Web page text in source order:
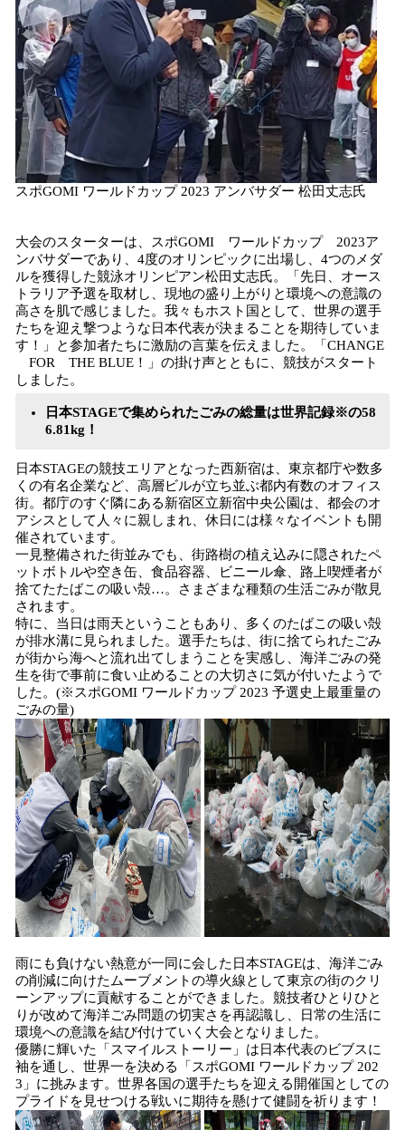
スポGOMI ワールドカップ 2023 アンバサダー 松田丈志氏
大会のスターターは、スポGOMI ワールドカップ 2023ア
ンバサダーであり、4度のオリンピックに出場し、4つのメダ
ルを獲得した競泳オリンピアン松田丈志氏。「先日、オース
トラリア予選を取材し、現地の盛り上がりと環境への意識の
高さを肌で感じました。我々もホスト国として、世界の選手
たちを迎え撃つような日本代表が決まることを期待していま
す！」と参加者たちに激励の言葉を伝えました。「CHANGE
FOR THE BLUE！」の掛け声とともに、競技がスタート
しました。
日本STAGEで集められたごみの総量は世界記録※の58
6.81kg！
日本STAGEの競技エリアとなった西新宿は、東京都庁や数多
くの有名企業など、高層ビルが立ち並ぶ都内有数のオフィス
街。都庁のすぐ隣にある新宿区立新宿中央公園は、都会のオ
アシスとして人々に親しまれ、休日には様々なイベントも開
催されています。
一見整備された街並みでも、街路樹の植え込みに隠されたペ
ットボトルや空き缶、食品容器、ビニール傘、路上喫煙者が
捨てたたばこの吸い殻…。さまざまな種類の生活ごみが散見
されます。
特に、当日は雨天ということもあり、多くのたばこの吸い殻
が排水溝に見られました。選手たちは、街に捨てられたごみ
が街から海へと流れ出てしまうことを実感し、海洋ごみの発
生を街で事前に食い止めることの大切さに気が付いたようで
した。(※スポGOMI ワールドカップ 2023 予選史上最重量の
ごみの量)
雨にも負けない熱意が一同に会した日本STAGEは、海洋ごみ
の削減に向けたムーブメントの導火線として東京の街のクリ
ーンアップに貢献することができました。競技者ひとりひと
りが改めて海洋ごみ問題の切実さを再認識し、日常の生活に
環境への意識を結び付けていく大会となりました。
優勝に輝いた「スマイルストーリー」は日本代表のビブスに
袖を通し、世界一を決める「スポGOMI ワールドカップ 202
3」に挑みます。世界各国の選手たちを迎える開催国としての
プライドを見せつける戦いに期待を懸けて健闘を祈ります！